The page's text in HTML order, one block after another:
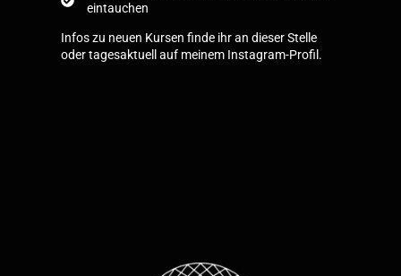
eintauchen
Infos zu neuen Kursen finde ihr an dieser Stelle
oder tagesaktuell auf meinem Instagram-Profil.